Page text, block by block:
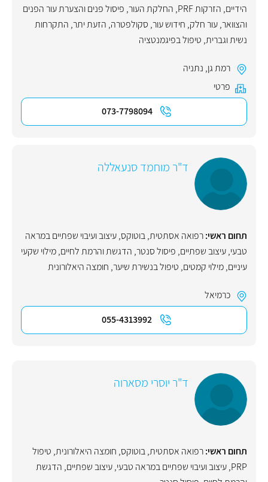
הידיים, הזרקות PRF , החלקת העור, פיסול פנים והצערת עור הפנים
והצוואר,עור חלק, חידוש עור, סקולפטרה, הזעת יתר, התקרחות
נשית וגברית, טיפול בפיגמנטציה
רמת גן, נתניה
פרטי
073-7798094
ד"ר מוחמד סנעאללה
תחום ראשי:רפואה אסתטית,בוטוקס,עיצוב ועיבוי שפתיים במראה
טבעי,עיצוב שפתיים, פיסול סנטר, הדגשת והרמת לחיים,מילוי שקעי
עיניים,מילוי קמטים, טיפול בנשירת שיער, חומצה היאלורונית
כרמיאל
055-4313992
ד"ר יוסרי מסארוה
תחום ראשי:רפואה אסתטית,בוטוקס, חומצה היאלורונית, טיפול
PRP
,עיצוב ועיבוי שפתיים במראה טבעי,עיצוב שפתיים, הדגשת